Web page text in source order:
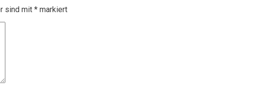
sind mit * markiert